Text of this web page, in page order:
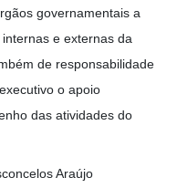
governamentais a
e externas da
de responsabilidade
o apoio
das atividades do
Araújo